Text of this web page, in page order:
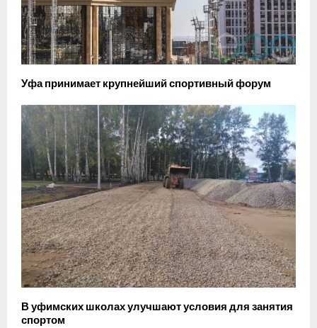
Уфа принимает крупнейший спортивный форум
В уфимских школах улучшают условия для занятия
спортом